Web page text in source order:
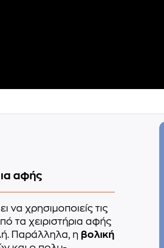
αφής
να χρησιμοποιείς τις
τα χειριστήρια αφής
Παράλληλα, η βολική